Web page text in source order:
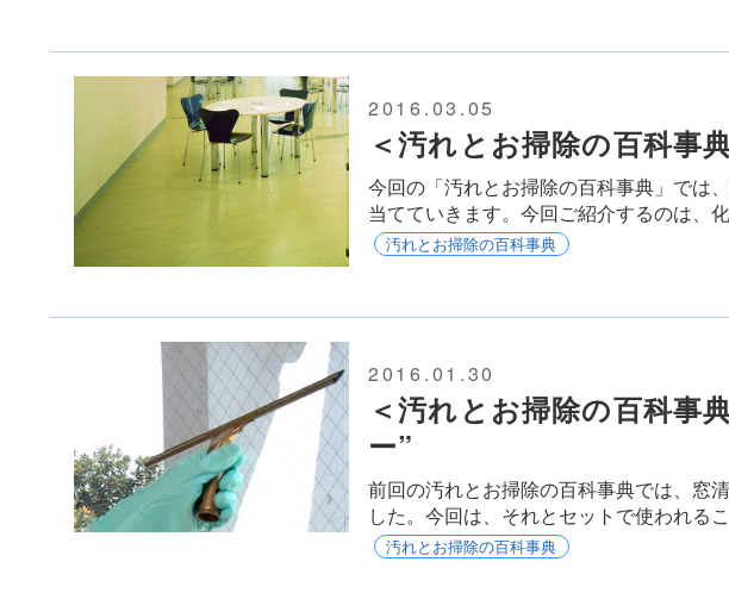
2016.03.05
＜汚れとお掃除の百科事
今回の「汚れとお掃除の百科事典」では
当てていきます。今回ご紹介するのは、化
汚れとお掃除の百科事典
2016.01.30
＜汚れとお掃除の百科事
ー”
前回の汚れとお掃除の百科事典では、窓
した。今回は、それとセットで使われる
汚れとお掃除の百科事典